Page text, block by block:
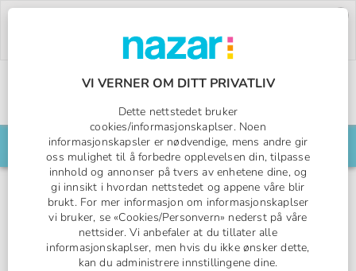
Bruk rabattkoden:PW26.
Nazar logo
Norges All Inclusive-spesialist
Søk din reise her
VI VERNER OM DITT PRIVATLIV
Dette nettstedet bruker
cookies/informasjonskaplser. Noen
informasjonskapsler er nødvendige, mens andre gir
oss mulighet til å forbedre opplevelsen din, tilpasse
innhold og annonser på tvers av enhetene dine, og
gi innsikt i hvordan nettstedet og appene våre blir
brukt. For mer informasjon om informasjonskaplser
vi bruker, se «Cookies/Personvern» nederst på våre
nettsider. Vi anbefaler at du tillater alle
informasjonskaplser, men hvis du ikke ønsker dette,
kan du administrere innstillingene dine.